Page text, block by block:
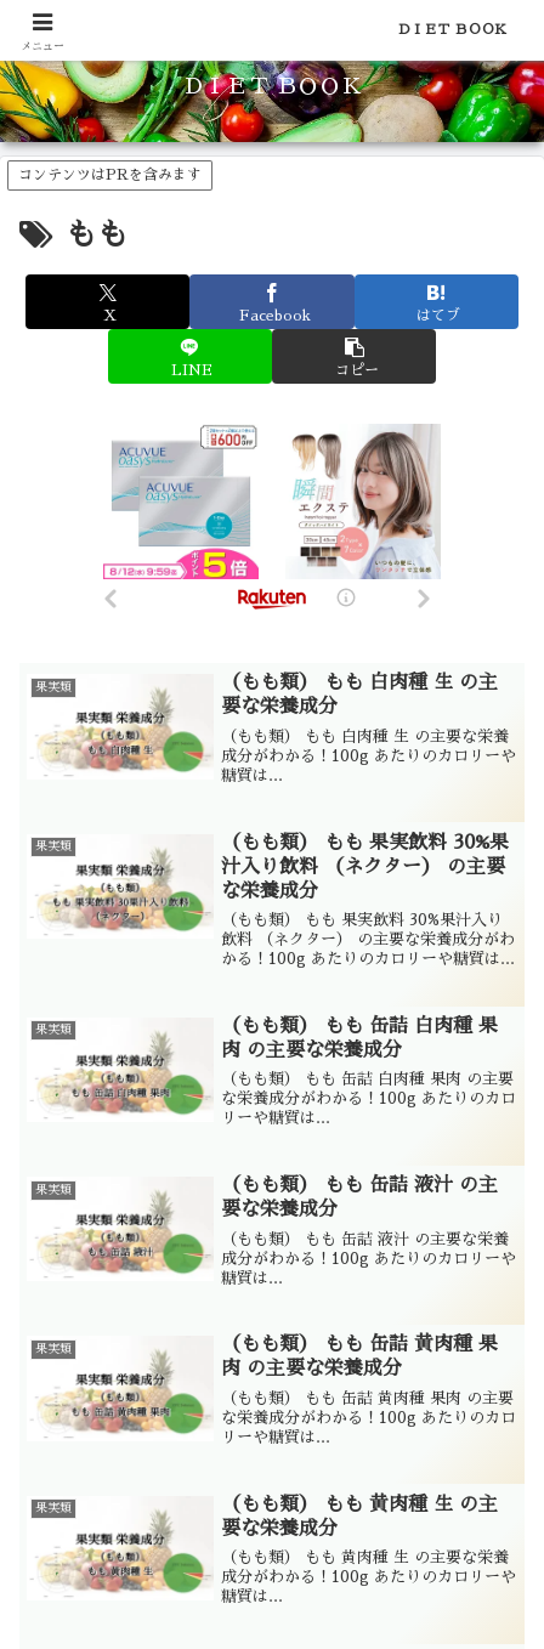
食品のカロリーや糖質などの栄養素がわかる！健康やダイエットに
ＤＩＥＴ ＢＯＯＫ
コンテンツはPRを含みます
もも
X Facebook はてブ
LINE コピー
果実類
（もも類） もも 白肉種 生 の主
要な栄養成分
（もも類） もも 白肉種 生 の主要な栄養
成分がわかる！100g あたりのカロリーや
糖質は...
果実類
（もも類） もも 果実飲料 30%果
汁入り飲料 （ネクター） の主要
な栄養成分
（もも類） もも 果実飲料 30%果汁入り
飲料 （ネクター） の主要な栄養成分がわ
かる！100g あたりのカロリーや糖質は...
果実類
（もも類） もも 缶詰 白肉種 果
肉 の主要な栄養成分
（もも類） もも 缶詰 白肉種 果肉 の主要
な栄養成分がわかる！100g あたりのカロ
リーや糖質は...
果実類
（もも類） もも 缶詰 液汁 の主
要な栄養成分
（もも類） もも 缶詰 液汁 の主要な栄養
成分がわかる！100g あたりのカロリーや
糖質は...
果実類
（もも類） もも 缶詰 黄肉種 果
肉 の主要な栄養成分
（もも類） もも 缶詰 黄肉種 果肉 の主要
な栄養成分がわかる！100g あたりのカロ
リーや糖質は...
果実類
（もも類） もも 黄肉種 生 の主
要な栄養成分
（もも類） もも 黄肉種 生 の主要な栄養
成分がわかる！100g あたりのカロリーや
糖質は...
メニュー
ＤＩＥＴ ＢＯＯＫ